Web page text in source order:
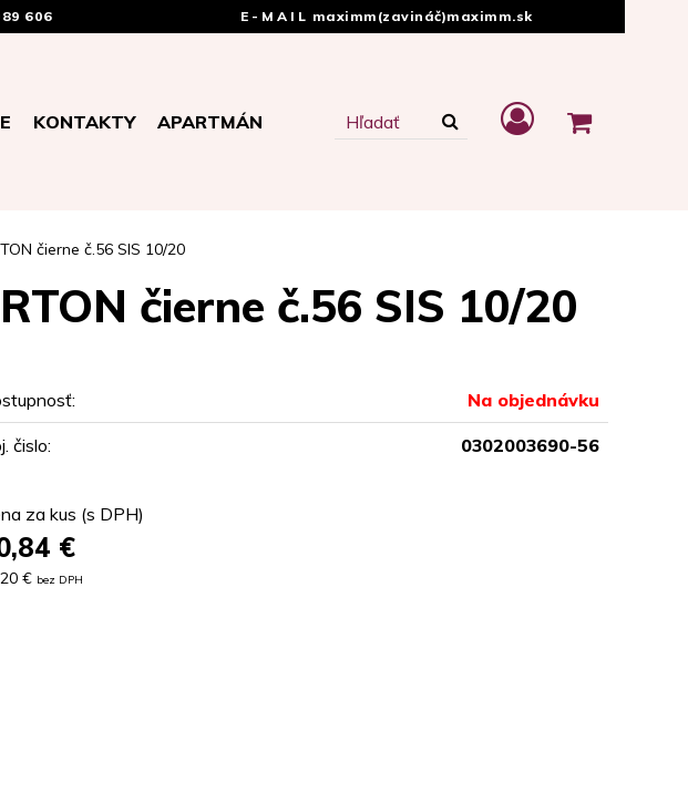
606 E-MAIL maximm(zavináč)maximm.sk
KONTAKTY APARTMÁN
čierne č.56 SIS 10/20
čierne č.56 SIS 10/20
Na objednávku
čislo: 0302003690-56
za kus (s DPH)
€
€ bez DPH